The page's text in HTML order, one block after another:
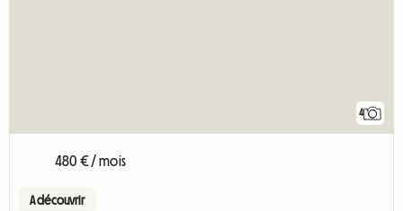
4
480 € / mois
A découvrir